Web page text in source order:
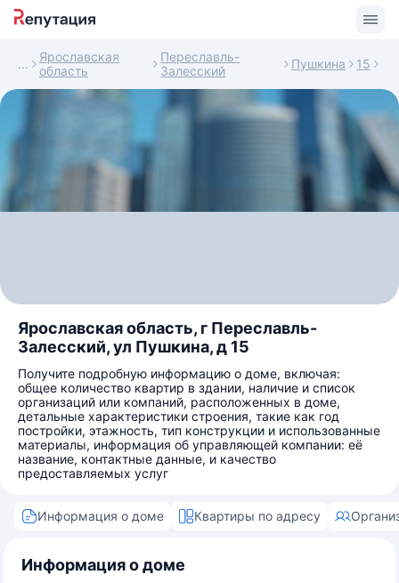
Ярославская
область
Переславль-
Залесский
Пушкина 15
Ярославская область, г Переславль-
Залесский, ул Пушкина, д 15
Получите подробную информацию о доме, включая:
общее количество квартир в здании, наличие и список
организаций или компаний, расположенных в доме,
детальные характеристики строения, такие как год
постройки, этажность, тип конструкции и использованные
материалы, информация об управляющей компании: её
название, контактные данные, и качество
предоставляемых услуг
Информация о доме Квартиры по адресу
Информация о доме